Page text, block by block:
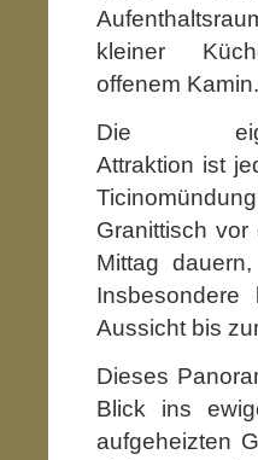
kleiner
offenem Kamin.
Die
Attraktion ist
Granittisch
Mittag
Aussicht bis
Dieses
Blick ins
aufgeheizten